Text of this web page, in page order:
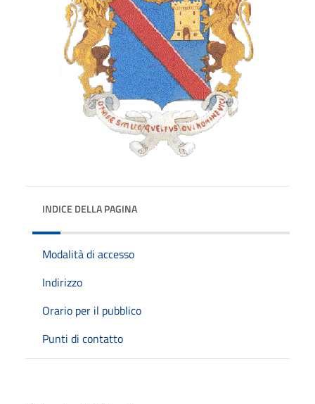
INDICE DELLA PAGINA
Modalità di accesso
Indirizzo
Orario per il pubblico
Punti di contatto